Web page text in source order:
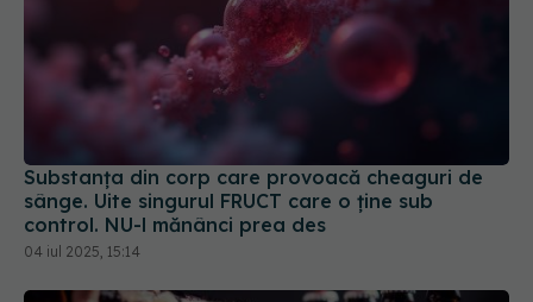
Substanța din corp care provoacă cheaguri de
sânge. Uite singurul FRUCT care o ține sub
control. NU-l mănânci prea des
04 iul 2025, 15:14